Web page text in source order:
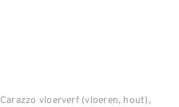
Carazzo vloerverf (vloeren, hout),